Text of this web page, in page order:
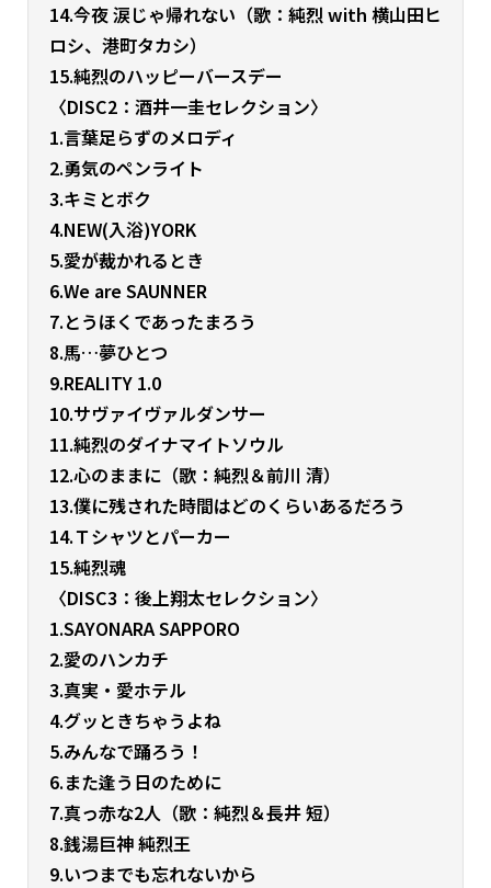
14.今夜 涙じゃ帰れない（歌：純烈 with 横山田ヒ
ロシ、港町タカシ）
15.純烈のハッピーバースデー
〈DISC2：酒井一圭セレクション〉
1.言葉足らずのメロディ
2.勇気のペンライト
3.キミとボク
4.NEW(入浴)YORK
5.愛が裁かれるとき
6.We are SAUNNER
7.とうほくであったまろう
8.馬…夢ひとつ
9.REALITY 1.0
10.サヴァイヴァルダンサー
11.純烈のダイナマイトソウル
12.心のままに（歌：純烈＆前川 清）
13.僕に残された時間はどのくらいあるだろう
14.Ｔシャツとパーカー
15.純烈魂
〈DISC3：後上翔太セレクション〉
1.SAYONARA SAPPORO
2.愛のハンカチ
3.真実・愛ホテル
4.グッときちゃうよね
5.みんなで踊ろう！
6.また逢う日のために
7.真っ赤な2人（歌：純烈＆長井 短）
8.銭湯巨神 純烈王
9.いつまでも忘れないから